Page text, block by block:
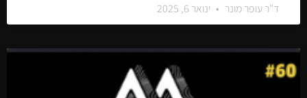
ד"ר עופר מונר ינואר 6, 2025